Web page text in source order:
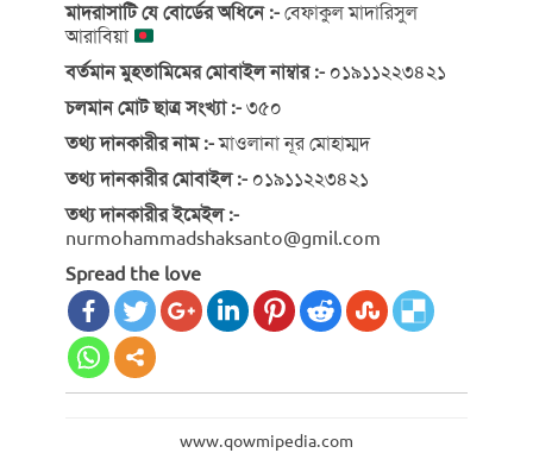
মাদরাসাটি যে বোর্ডের অধিনে :- বেফাকুল মাদারিসুল
আরাবিয়া
বর্তমান মুহতামিমের মোবাইল নাম্বার :- ০১৯১১২২৩৪২১
চলমান মোট ছাত্র সংখ্যা :- ৩৫০
তথ্য দানকারীর নাম :-মাওলানা নূর মোহাম্মদ
তথ্য দানকারীর মোবাইল :- ০১৯১১২২৩৪২১
তথ্য দানকারীর ইমেইল :-
nurmohammadshaksanto@gmil.com
Spread the love
www.qowmipedia.com